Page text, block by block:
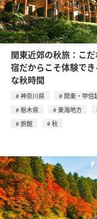
関東近郊の秋旅：こ
宿だからこそ体験で
な秋時間
神奈川県
関東・甲信
栃木県
東海地方
旅館
秋